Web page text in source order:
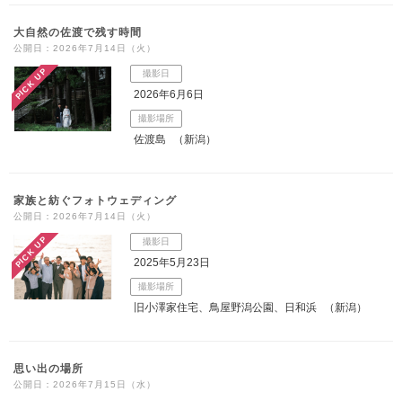
大自然の佐渡で残す時間
公開日：2026年7月14日（火）
PICK UP 撮影日
2026年6月6日
撮影場所
佐渡島 （新潟）
家族と紡ぐフォトウェディング
公開日：2026年7月14日（火）
PICK UP 撮影日
2025年5月23日
撮影場所
旧小澤家住宅、鳥屋野潟公園、日和浜 （新潟）
思い出の場所
公開日：2026年7月15日（水）